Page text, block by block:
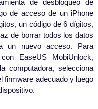
de desbloqueo de
de acceso de un iPhone
un código de 6 dígitos,
de borrar todos los datos
un nuevo acceso. Para
EaseUS MobiUnlock,
computadora, selecciona
firmware adecuado y luego